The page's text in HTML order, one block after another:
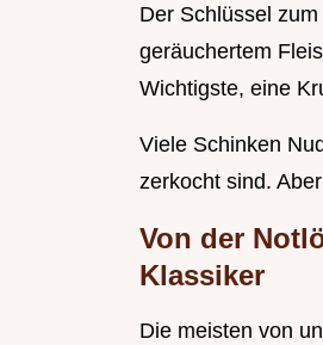
Der Schlüssel
geräuchertem
Wichtigste, eine
Viele Schinken
zerkocht sind.
Von der
Klassiker
Die meisten von